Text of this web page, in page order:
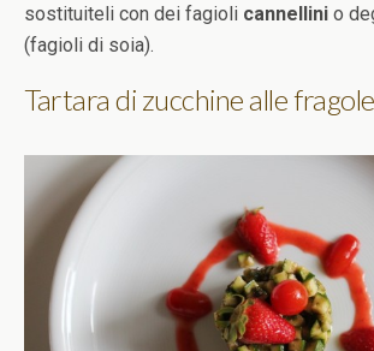
sostituiteli con dei fagioli cannellini o
(fagioli di soia).
Tartara di zucchine alle